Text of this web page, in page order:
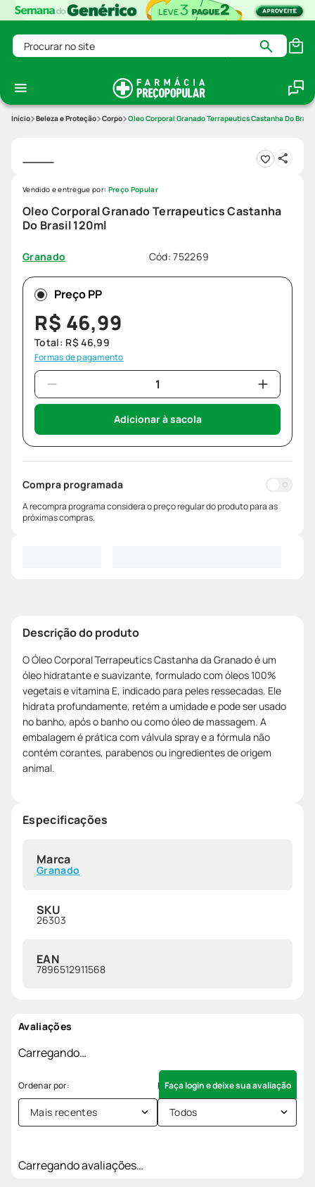
Procurar no site
Beleza e Proteção Corpo Oleo Corporal Granado Terrapeutics Castanha Do
Oleo Corporal Granado Terrapeutics Castanha
Do Brasil 120ml
Granado Cód:752269
Vendido e entregue por: Preço Popular
Preço PP
R$ 46,99
Total: R$ 46,99
Formas de pagamento
Adicionar à sacola
Compra programada
A recompra programa considera o preço regular do produto para as
próximas compras.
Descrição do produto
O Óleo Corporal Terrapeutics Castanha da Granado é um
óleo hidratante e suavizante, formulado com óleos 100%
vegetais e vitamina E, indicado para peles ressecadas. Ele
hidrata profundamente, retém a umidade e pode ser usado
no banho, após o banho ou como óleo de massagem. A
embalagem é prática com válvula spray e a fórmula não
contém corantes, parabenos ou ingredientes de origem
animal.
Especificações
Marca
Granado
SKU
26303
EAN
7896512911568
Avaliações
Carregando…
Faça login e deixe sua avaliação
Mais recentes Todos
Carregando avaliações…